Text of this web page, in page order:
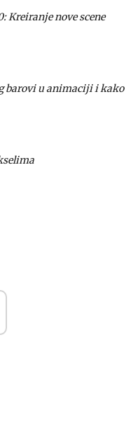
Kreiranje nove scene
barovi u animaciji i kako